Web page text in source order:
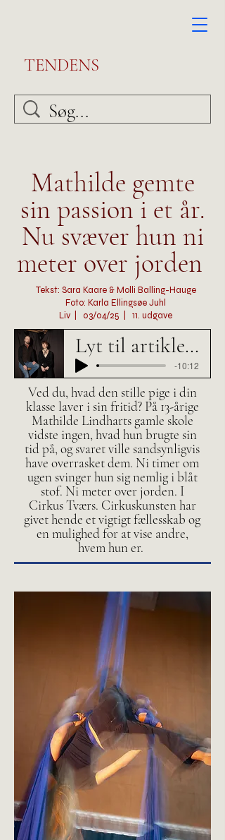
TENDENS
Mathilde gemte
sin passion i et år.
Nu svæver hun ni
meter over jorden
Tekst: Sara Kaare & Molli Balling-Hauge
Foto: Karla Ellingsøe Juhl
Liv | 03/04/25 | 11. udgave
Lyt til artiklen her
-10:12
Ved du, hvad den stille pige i din
klasse laver i sin fritid? På 13-årige
Mathilde Lindharts gamle skole
vidste ingen, hvad hun brugte sin
tid på, og svaret ville sandsynligvis
have overrasket dem. Ni timer om
ugen svinger hun sig nemlig i blåt
stof. Ni meter over jorden. I
Cirkus Tværs. Cirkuskunsten har
givet hende et vigtigt fællesskab og
en mulighed for at vise andre,
hvem hun er.